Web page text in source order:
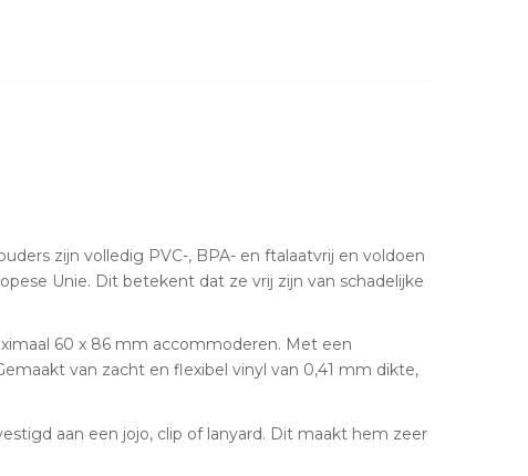
zijn volledig PVC-, BPA- en ftalaatvrij en voldoen
Unie. Dit betekent dat ze vrij zijn van schadelijke
60 x 86 mm accommoderen. Met een
van zacht en flexibel vinyl van 0,41 mm dikte,
aan een jojo, clip of lanyard. Dit maakt hem zeer